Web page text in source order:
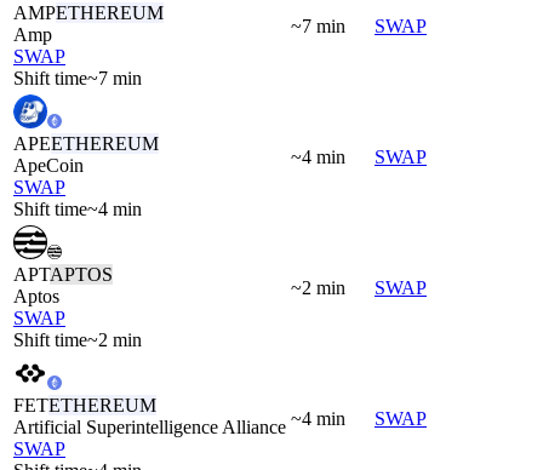
AMPETHEREUM
Amp
SWAP
Shift time~7 min
~7 min SWAP
APEETHEREUM
ApeCoin
SWAP
Shift time~4 min
~4 min SWAP
APTAPTOS
Aptos
SWAP
Shift time~2 min
~2 min SWAP
FETETHEREUM
Artificial Superintelligence Alliance
SWAP
~4 min SWAP